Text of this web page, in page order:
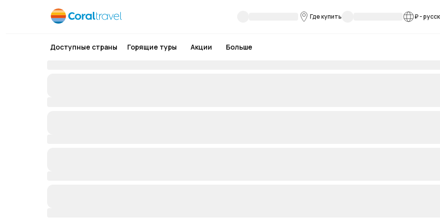
Где купить ₽-
Доступные страны Горящие туры Акции Больше